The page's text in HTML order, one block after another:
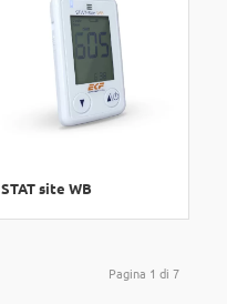
STAT site WB
Pagina 1 di 7